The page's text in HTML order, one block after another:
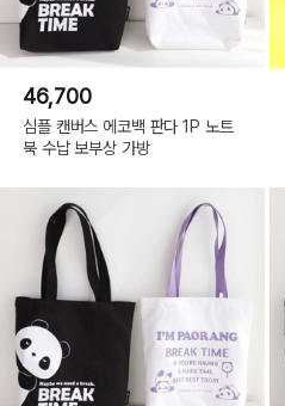
46,700
심플 캔버스 에코백 판다 1P 노트
북 수납 보부상 가방